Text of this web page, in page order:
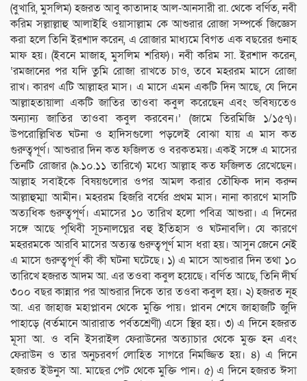
(বুখারি, মুসলিম) হজরত আবু কাতাদাহ আল-আনসারী রা. থেকে বর্ণিত, নবী
করিম সল্লাল্লাহু আলাইহি ওয়াসাল্লাম কে আশুরার রোজা সম্পর্কে জিজ্ঞেস
করা হলে তিনি ইরশাদ করেন, এ রোজার মাধ্যমে বিগত এক বছরের গুনাহ
মাফ হয়। (ইবনে মাজাহ, মুসলিম শরিফ)। নবী করিম সা. ইরশাদ করেন,
‘রমজানের পর যদি তুমি রোজা রাখতে চাও, তবে মহররম মাসে রোজা
রাখ। কারণ এটি আল্লাহর মাস। এ মাসে এমন একটি দিন আছে, যে দিনে
আল্লাহতায়ালা একটি জাতির তাওবা কবুল করেছেন এবং ভবিষ্যতেও
অন্যান্য জাতির তাওবা কবুল করবেন।’ (জামে তিরমিজি ১/১৫৭)।
উপরোল্লিখিত ঘটনা ও হাদিসগুলো পড়লেই বোঝা যায় এ মাস কত
গুরুত্বপূর্ণ। আশুরার দিন কত ফজিলত ও বরকতময়। একই সঙ্গে এ মাসের
তিনটি রোজার (৯.১০.১১ তারিখে) মধ্যে আল্লাহ কত ফজিলত রেখেছেন।
আল্লাহ সবাইকে বিষয়গুলোর ওপর আমল করার তৌফিক দান করুন
আল্লাহুম্মা আমীন। মহররম হিজরি বর্ষের প্রথম মাস। নানা কারণে মাসটি
অত্যধিক গুরুত্বপূর্ণ। এমাসের ১০ তারিখ হলো পবিত্র আশুরা। এ দিনের
সঙ্গে আছে পৃথিবী সূচনালঘ্নের বহু ইতিহাস ও ঘটনাবলি। যে কারণে
মহররমকে আরবি মাসের অত্যন্ত গুরুত্বপূর্ণ মাস ধরা হয়। আসুন জেনে নেই
এ মাসে গুরুত্বপূর্ণ কী কী ঘটনা ঘটেছে। ১) এ মাসে আশুরার দিন তথা ১০
তারিখে হজরত আদম আ. এর তওবা কবুল হয়েছে। বর্ণিত আছে, তিনি দীর্ঘ
৩০০ বছর কান্নার পর আশুরার দিকে তার তওবা কবুল হয়। ২) হজরত নূহ
আ. এর জাহাজ মহাপ্লাবন থেকে মুক্তি পায়। প্লাবন শেষে জাহাজটি জুদি
পাহাড়ে (বর্তমানে আরারাত পর্বতশ্রেণী) এসে স্থির হয়। ৩) এ দিনে হজরত
মূসা আ. ও বনি ইসরাইল ফেরাউনের অত্যাচার থেকে মুক্ত হন এবং
ফেরাউন ও তার অনুচরবর্গ লোহিত সাগরে নিমজ্জিত হয়। ৪) এ দিনে
হজরত ইউনুস আ. মাছের পেট থেকে মুক্তি পান। ৫) এ দিনে হজরত ঈসা